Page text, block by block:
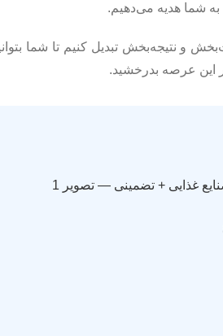
به شما هدیه می‌دهیم.
و نتیجه‌بخش تبدیل کنیم تا شما
این عرصه بدرخشید.